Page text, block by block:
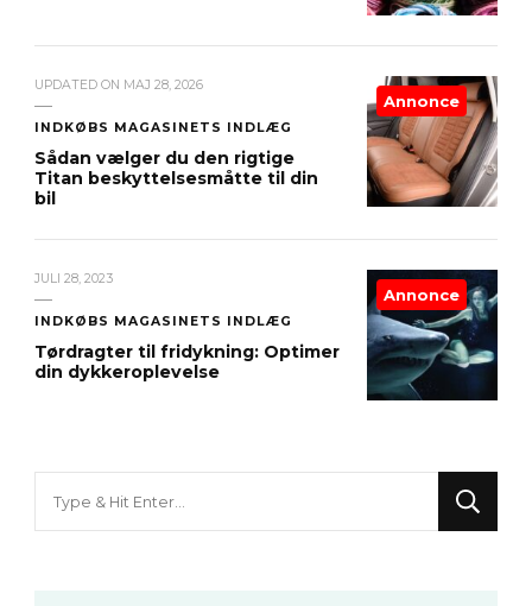
UPDATED ON MAJ 28, 2026
INDKØBS MAGASINETS INDLÆG
Sådan vælger du den rigtige
Titan beskyttelsesmåtte til din
bil
Annonce
JULI 28, 2023
INDKØBS MAGASINETS INDLÆG
Tørdragter til fridykning: Optimer
din dykkeroplevelse
Annonce